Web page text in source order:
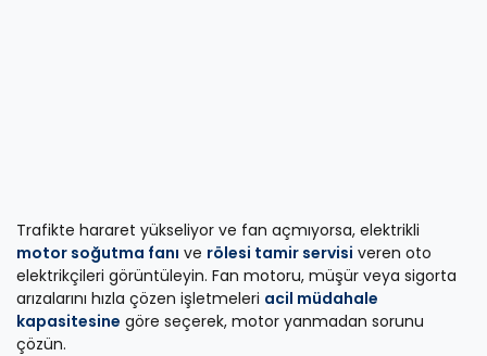
Trafikte hararet yükseliyor ve fan açmıyorsa, elektrikli
motor soğutma fanı ve rölesi tamir servisi veren oto
elektrikçileri görüntüleyin. Fan motoru, müşür veya sigorta
arızalarını hızla çözen işletmeleri acil müdahale
kapasitesine göre seçerek, motor yanmadan sorunu
çözün.